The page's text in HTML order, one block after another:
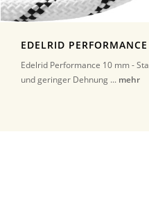
EDELRID
Edelrid Performance 10 mm -
und geringer Dehnung ... mehr